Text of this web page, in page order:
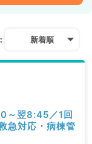
新着順
～翌8:45／1回
対応・病棟管